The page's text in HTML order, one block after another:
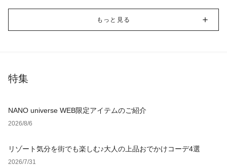
もっと見る
特集
NANO universe WEB限定アイテムのご紹介
2026/8/6
リゾート気分を街でも楽しむ♪大人の上品おでかけコーデ4選
2026/7/31